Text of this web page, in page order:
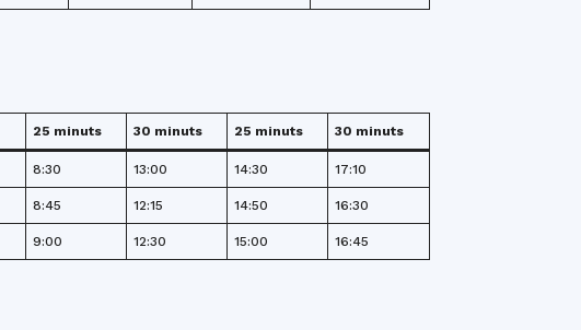
25 minuts 30 minuts 25 minuts 30 minuts
8:30 13:00 14:30 17:10
8:45 12:15 14:50 16:30
9:00 12:30 15:00 16:45